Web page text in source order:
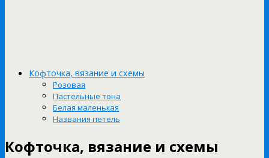
Кофточка, вязание и схемы
Розовая
Пастельные тона
Белая маленькая
Названия петель
Кофточка, вязание и схемы